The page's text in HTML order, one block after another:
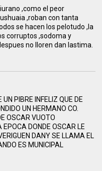
,como el peor
,roban con tanta
se hacen los pelotudo ,la
corruptos ,sodoma y
no lloren dan lastima.
PIBRE INFELIZ QUE DE
UN HERMANO CO.
OSCAR VUOTO
DONDE OSCAR LE
DANY SE LLAMA EL
ES MUNICIPAL